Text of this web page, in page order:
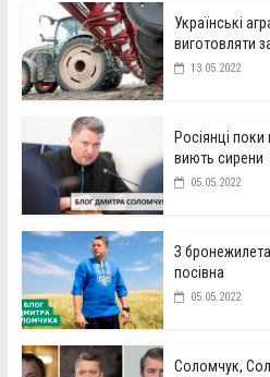
Українські
виготовляти
13.05.2022
Росіянці
виють сирени
05.05.2022
З
посівна
05.05.2022
Соломчук,